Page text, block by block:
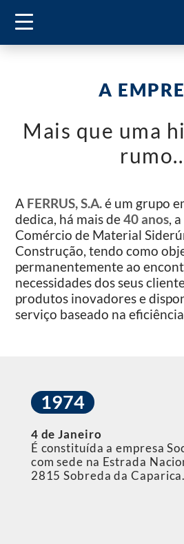
A
Mais que uma
A FERRUS, S.A.é um grupo
dedica, há mais de40 anos,
Comércio de Material
Construção, tendo como
permanentemente ao
necessidades dos seus
produtos inovadores e
serviço baseado na
1974
4 de Janeiro
É constituída a empresa
com sede na Estrada
2815 Sobreda da Caparica.